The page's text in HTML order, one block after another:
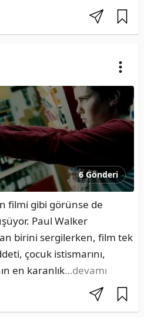
6 Gönderi
filmi gibi görünse de
Paul Walker
birini sergilerken, film tek
çocuk istismarını,
en karanlık…devamı